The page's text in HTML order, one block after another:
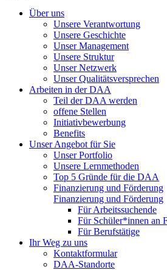
Über uns
Unsere Verantwortung
Unsere Geschichte
Unser Management
Unsere Struktur
Unser Netzwerk
Unser Qualitätsversprechen
Arbeiten in der DAA
Teil der DAA werden
offene Stellen
Initiativbewerbung
Benefits
Unser Angebot für Sie
Unser Portfolio
Unsere Lernmethoden
Top 5 Gründe für die DAA
Finanzierung und Förderung
Finanzierung und Förderung
Für Arbeitssuchende
Für Schüler*innen an
Für Berufstätige
Ihr Weg zu uns
Kontaktformular
DAA-Standorte